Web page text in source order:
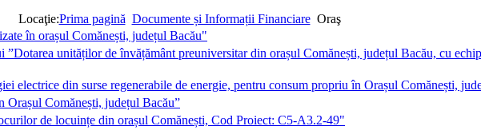
Locaţie:Prima pagină Documente și Informații Financiare Oraş
în orașul Comănești, județul Bacău"
unităților de învățământ preuniversitar din orașul Comănești, județul Bacău, cu
electrice din surse regenerabile de energie, pentru consum propriu în Orașul Comănești,
Orașul Comănești, județul Bacău”
de locuințe din orașul Comănești, Cod Proiect: C5-A3.2-49"